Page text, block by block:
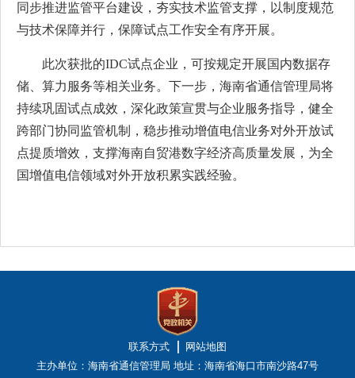
同步推进监管平台建设，夯实技术监管支撑，以制度规范
与技术保障并行，保障试点工作安全有序开展。
此次获批的IDC试点企业，可按规定开展国内数据存
储、算力服务等相关业务。下一步，海南省通信管理局将
持续巩固试点成效，深化政策宣贯与企业服务指导，健全
跨部门协同监管机制，稳步推动增值电信业务对外开放试
点提质增效，支撑海南自贸港数字经济高质量发展，为全
国增值电信领域对外开放积累实践经验。
联系方式
网站地图
主办单位：海南省通信管理局 地址：海南省海口市南沙路47号